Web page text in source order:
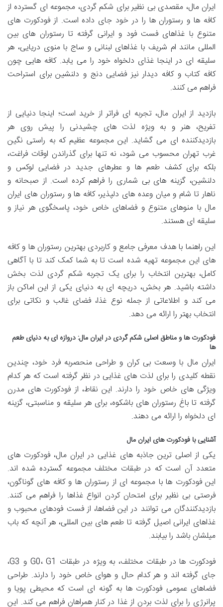
ایران مال، مقصدی بی نظیر برای شکم گردی، مجموعه ای گسترده از
کافه ها و رستوران ها را در خود جای داده است. از فودکورت های
متنوع با غذاهای فست فود و ایرانی گرفته تا رستوران های بین
المللی مانند ام شریف با غذاهای لبنانی و ساج با منوی دریایی، هر
سلیقه ای در اینجا غذای دلخواه خود را می یابد. کافه هایی چون
کافه کتاب و کافه دیدار نیز فضایی دنج و دلنشین برای استراحت
فراهم می کنند.
بازدید از ایران مال، تجربه ای فراتر از خرید است؛ اینجا دنیایی از
تفریح، هنر و به ویژه لذت های چشیدنی را پیش روی هر
بازدیدکننده ای می گشاید. این مجموعه عظیم که به راستی نگین
غرب تهران محسوب می شود، نه تنها برای گذراندن اوقات فراغت،
بلکه برای کشف طعم ها و عطرهای جدید در فضایی لوکس و
دلنشین، گزینه های بی شماری را فراهم کرده است. از صبحانه و
ناهار تا شام و میان وعده های دلپذیر، کافه ها و رستوران های ایران
مال با منوهای متنوع و فضاهای خاص خود، پاسخگوی هر نیاز و
سلیقه ای هستند.
این راهنما با هدف معرفی جامع و کاربردی بهترین رستوران ها و کافه
های این مجموعه تهیه شده است تا به شما کمک کند تا با آگاهی
کامل، بهترین انتخاب را برای یک تجربه شکم گردی لذت بخش
داشته باشید. هر بخش، دریچه ای به دنیای یکی از این اماکن باز
می کند و اطلاعاتی از جمله نوع غذا، فضای غالب و نکاتی برای
انتخاب بهتر را ارائه می دهد.
فودکورت ها و مناطق اصلی شکم گردی در ایران مال: دروازه ای به دنیای طعم
ها
ایران مال با وسعت بی کران و طراحی منحصربه فرد خود، چندین
نقطه کلیدی را برای لذت های غذایی در نظر گرفته است که هر کدام
ویژگی های خاص خود را دارند. این نقاط، از فودکورت های مدرن
گرفته تا باغ رستوران های باشکوه، برای هر سلیقه و مناسبتی، گزینه
ای دلخواه را ارائه می دهند.
آشنایی با فودکورت های ایران مال
یکی از اصلی ترین جاذبه های غذایی در ایران مال، فودکورت های
متعدد آن است که در طبقات مختلف مجموعه گسترده شده اند.
این فودکورت ها با مجموعه ای از رستوران ها و کافه های گوناگون،
فرصتی بی نظیر برای امتحان کردن انواع غذاها را فراهم می کنند.
بازدیدکنندگان می توانند در این فضاها، از فست فودهای محبوب و
غذاهای ایرانی اصیل گرفته تا طعم های بین المللی، هر آنچه که باب
میلشان باشد را بیابند.
فودکورت ها در طبقات مختلف، به ویژه در طبقات G0، G1 و G3،
جای گرفته اند و هر کدام حال و هوای خاص خود را دارند. طراحی
فضاهای عمومی فودکورت ها به گونه ای است که محیطی پویا و
پرانرژی را برای لذت بردن از غذا در کنار همراهان فراهم می کند. این